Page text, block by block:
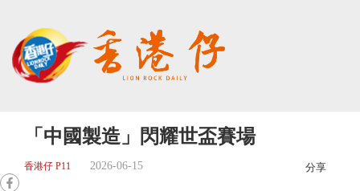
「中國製造」閃耀世盃賽場
香港仔 P11 2026-06-15 分享